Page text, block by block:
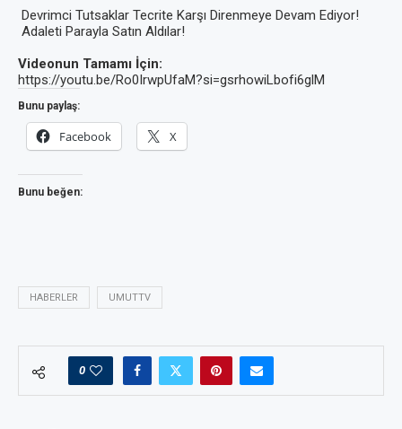
Devrimci Tutsaklar Tecrite Karşı Direnmeye Devam Ediyor!
Adaleti Parayla Satın Aldılar!
Videonun Tamamı İçin:
https://youtu.be/Ro0IrwpUfaM?si=gsrhowiLbofi6glM
Bunu paylaş:
Facebook X
Bunu beğen:
HABERLER UMUTTV
0